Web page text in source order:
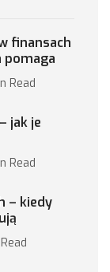
finansach
pomaga
Read
jak je
Read
– kiedy